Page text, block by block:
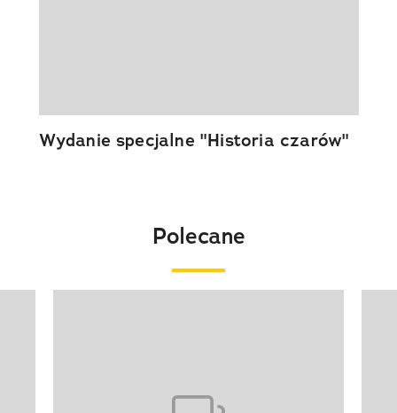
Wydanie specjalne "Historia czarów"
Polecane